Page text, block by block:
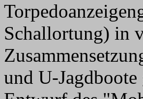
Schallortung) in
und U-